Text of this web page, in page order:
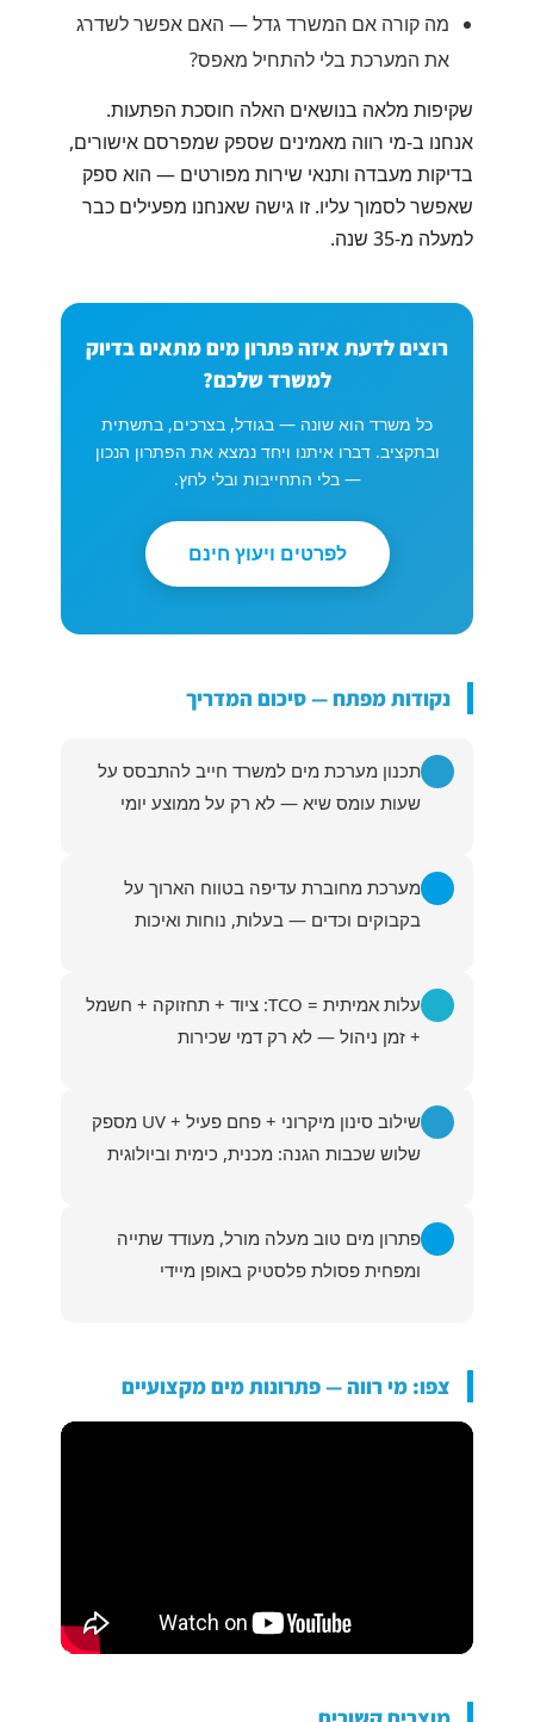
מה קורה אם המשרד גדל — האם אפשר לשדרג
את המערכת בלי להתחיל מאפס?
שקיפות מלאה בנושאים האלה חוסכת הפתעות.
אנחנו ב-מי רווה מאמינים שספק שמפרסם אישורים,
בדיקות מעבדה ותנאי שירות מפורטים — הוא ספק
שאפשר לסמוך עליו. זו גישה שאנחנו מפעילים כבר
למעלה מ-35 שנה.
רוצים לדעת איזה פתרון מים מתאים בדיוק
למשרד שלכם?
כל משרד הוא שונה — בגודל, בצרכים, בתשתית
ובתקציב. דברו איתנו ויחד נמצא את הפתרון הנכון
— בלי התחייבות ובלי לחץ.
לפרטים ויעוץ חינם
נקודות מפתח — סיכום המדריך
תכנון מערכת מים למשרד חייב להתבסס על
שעות עומס שיא — לא רק על ממוצע יומי
מערכת מחוברת עדיפה בטווח הארוך על
בקבוקים וכדים — בעלות, נוחות ואיכות
עלות אמיתית = TCO: ציוד + תחזוקה + חשמל
+ זמן ניהול — לא רק דמי שכירות
שילוב סינון מיקרוני + פחם פעיל + UV מספק
שלוש שכבות הגנה: מכנית, כימית וביולוגית
פתרון מים טוב מעלה מורל, מעודד שתייה
ומפחית פסולת פלסטיק באופן מיידי
צפו: מי רווה — פתרונות מים מקצועיים